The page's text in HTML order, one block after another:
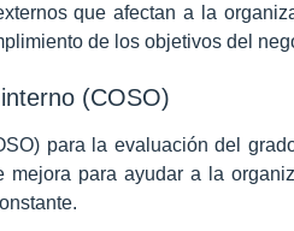
que afectan a la
de los objetivos del
(COSO)
para la evaluación del
mejora para ayudar a la